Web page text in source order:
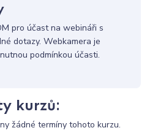
pro účast na webináři s
dotazy. Webkamera je
podmínkou účasti.
kurzů:
žádné termíny tohoto kurzu.